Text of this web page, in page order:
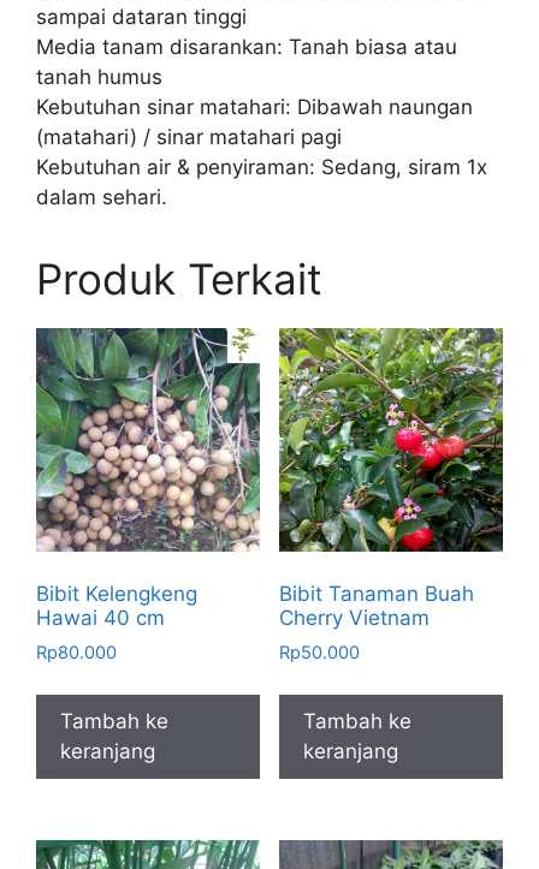
sampai dataran tinggi
Media tanam disarankan: Tanah biasa atau
tanah humus
Kebutuhan sinar matahari: Dibawah naungan
(matahari) / sinar matahari pagi
Kebutuhan air & penyiraman: Sedang, siram 1x
dalam sehari.
Produk Terkait
Bibit Kelengkeng
Hawai 40 cm
Rp80.000
Tambah ke
keranjang
Bibit Tanaman Buah
Cherry Vietnam
Rp50.000
Tambah ke
keranjang